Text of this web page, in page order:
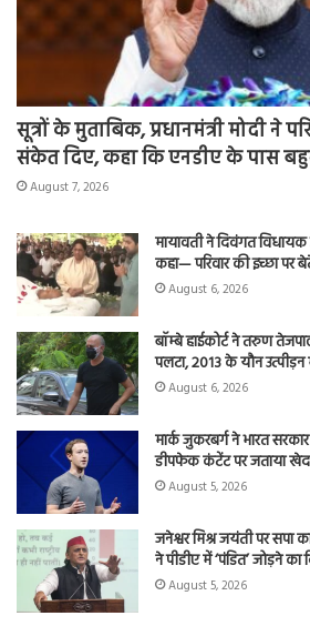
सूत्रों के मुताबिक, प्रधानमंत्री मोदी ने
संकेत दिए, कहा कि एनडीए के पास
August 7, 2026
मायावती ने दिवंगत विधायक
कहा— परिवार की इच्छा पर
August 6, 2026
बॉम्बे हाईकोर्ट ने तरुण
पलटा, 2013 के यौन उत्पीड़न
August 6, 2026
मार्क जुकरबर्ग ने भारत
डीपफेक कंटेंट पर जताया खेद
August 5, 2026
जनेश्वर मिश्र जयंती पर सपा
ने पीडीए में ‘पंडित’ जोड़ने
August 5, 2026